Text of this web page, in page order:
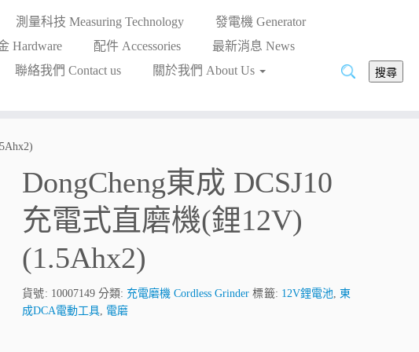
測量科技 Measuring Technology
發電機 Generator
Hardware 配件 Accessories
最新消息 News
聯絡我們 Contact us 關於我們 About Us
搜
搜尋
DongCheng東成 DCSJ10
充電式直磨機(鋰12V)
(1.5Ahx2)
貨號: 10007149 分類: 充電磨機 Cordless Grinder 標籤: 12V鋰電池, 東
成DCA電動工具, 電磨